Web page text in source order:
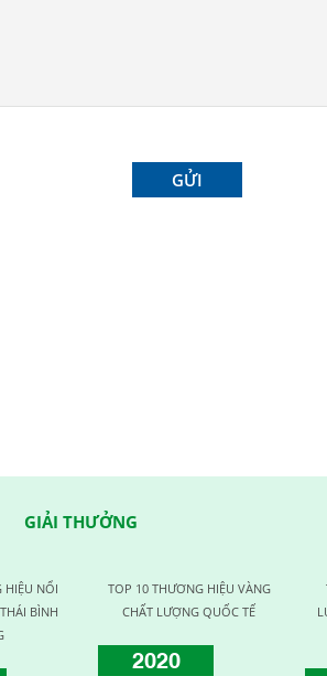
GIẢI THƯỞNG
HIỆU NỔI
BÌNH
TOP 10 THƯƠNG HIỆU VÀNG
CHẤT LƯỢNG QUỐC TẾ
2020